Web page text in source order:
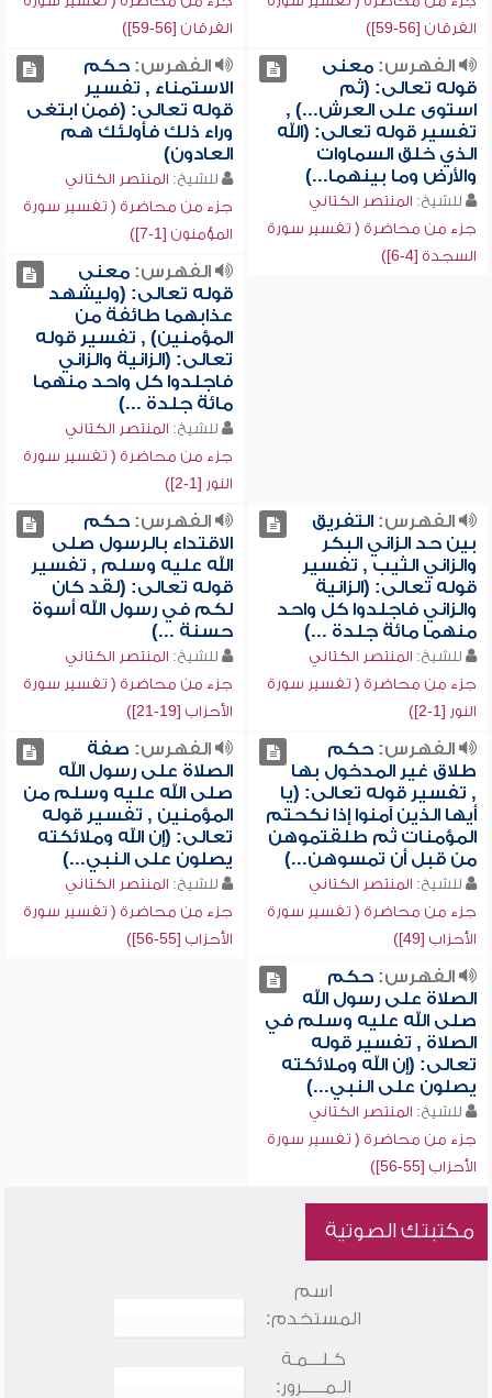
الفرقان [56-59])
الفرقان [56-59])
الفهرس:معنى
قوله تعالى: (ثم
استوى على العرش...) ,
تفسير قوله تعالى: (الله
الذي خلق السماوات
والأرض وما بينهما...)
للشيخ: المنتصر الكتاني
جزء من محاضرة ( تفسير سورة
السجدة [4-6])
الفهرس:حكم
الاستمناء , تفسير
قوله تعالى: (فمن ابتغى
وراء ذلك فأولئك هم
العادون)
للشيخ: المنتصر الكتاني
جزء من محاضرة ( تفسير سورة
المؤمنون [1-7])
الفهرس:معنى
قوله تعالى: (وليشهد
عذابهما طائفة من
المؤمنين) , تفسير قوله
تعالى: (الزانية والزاني
فاجلدوا كل واحد منهما
مائة جلدة ...)
للشيخ: المنتصر الكتاني
جزء من محاضرة ( تفسير سورة
النور [1-2])
الفهرس:التفريق
بين حد الزاني البكر
والزاني الثيب , تفسير
قوله تعالى: (الزانية
والزاني فاجلدوا كل واحد
منهما مائة جلدة ...)
للشيخ: المنتصر الكتاني
جزء من محاضرة ( تفسير سورة
النور [1-2])
الفهرس:حكم
الاقتداء بالرسول صلى
الله عليه وسلم , تفسير
قوله تعالى: (لقد كان
لكم في رسول الله أسوة
حسنة ...)
للشيخ: المنتصر الكتاني
جزء من محاضرة ( تفسير سورة
الأحزاب [19-21])
الفهرس:حكم
طلاق غير المدخول بها
, تفسير قوله تعالى: (يا
أيها الذين آمنوا إذا نكحتم
المؤمنات ثم طلقتموهن
من قبل أن تمسوهن...)
للشيخ: المنتصر الكتاني
جزء من محاضرة ( تفسير سورة
الأحزاب [49])
الفهرس: صفة
الصلاة على رسول الله
صلى الله عليه وسلم من
المؤمنين , تفسير قوله
تعالى: (إن الله وملائكته
يصلون على النبي...)
للشيخ: المنتصر الكتاني
جزء من محاضرة ( تفسير سورة
الأحزاب [55-56])
الفهرس:حكم
الصلاة على رسول الله
صلى الله عليه وسلم في
الصلاة , تفسير قوله
تعالى: (إن الله وملائكته
يصلون على النبي...)
للشيخ: المنتصر الكتاني
جزء من محاضرة ( تفسير سورة
الأحزاب [55-56])
مكتبتك الصوتية
اسم
المستخدم:
كـلـــمـة
الـمـــــرور: